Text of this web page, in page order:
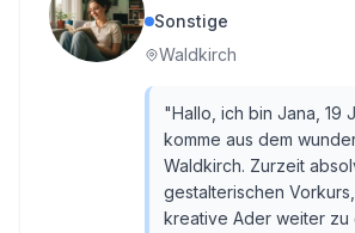
Sonstige
Waldkirch
"Hallo, ich bin Jana, 19
komme aus dem
Waldkirch. Zurzeit
gestalterischen
kreative Ader weiter zu